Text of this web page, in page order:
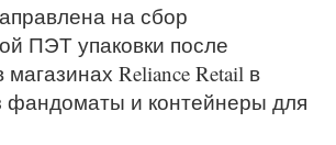
на сбор
ПЭТ упаковки после
Reliance Retail в
и контейнеры для